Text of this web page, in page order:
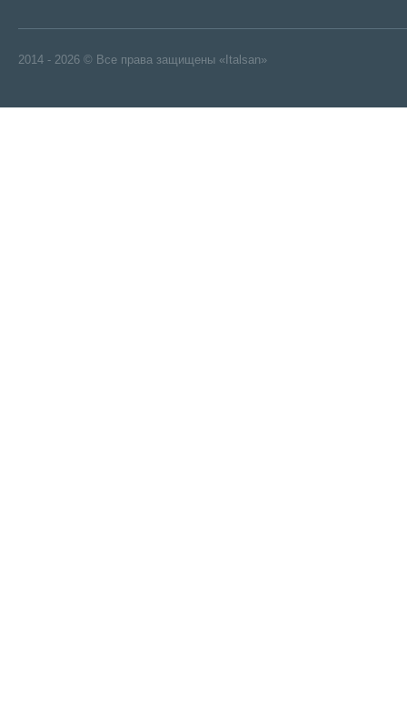
2014 - 2026 © Все права защищены «Italsan»